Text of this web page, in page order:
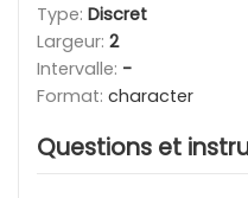
Type: Discret
Largeur: 2
Intervalle: -
Format: character
Questions et